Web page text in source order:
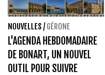
NOUVELLES / GÉRONE
L'AGENDA HEBDOMADAIRE
DE BONART, UN NOUVEL
OUTIL POUR SUIVRE